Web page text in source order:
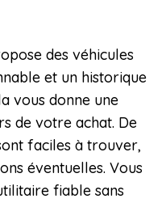
des véhicules
et un historique
vous donne une
de votre achat. De
faciles à trouver,
éventuelles. Vous
fiable sans